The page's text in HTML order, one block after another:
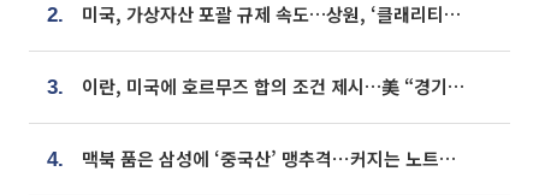
2. 미국, 가상자산 포괄 규제 속도…상원, ‘클래리티법’ 9월 절차투표 추진
3. 이란, 미국에 호르무즈 합의 조건 제시…美 “경기 아직 안 끝나” [종합]
4. 맥북 품은 삼성에 ‘중국산’ 맹추격⋯커지는 노트북 OLED 시장